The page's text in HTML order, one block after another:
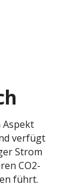
verfügt
Strom
CO2-
führt.